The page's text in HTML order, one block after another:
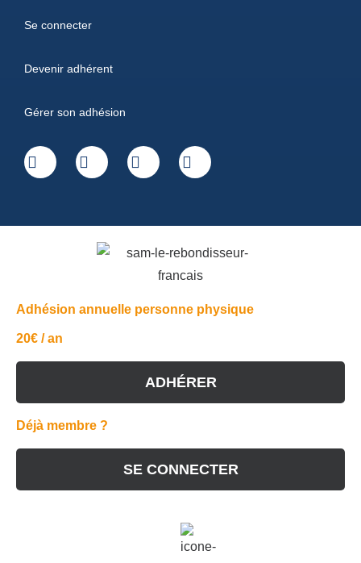
Se connecter
Devenir adhérent
Gérer son adhésion
Adhésion annuelle personne physique
20€ / an
ADHÉRER
Déjà membre ?
SE CONNECTER